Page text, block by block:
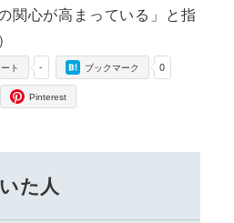
関心が高まっている」と指
-
ト 0
ブックマーク
Pinterest
た人